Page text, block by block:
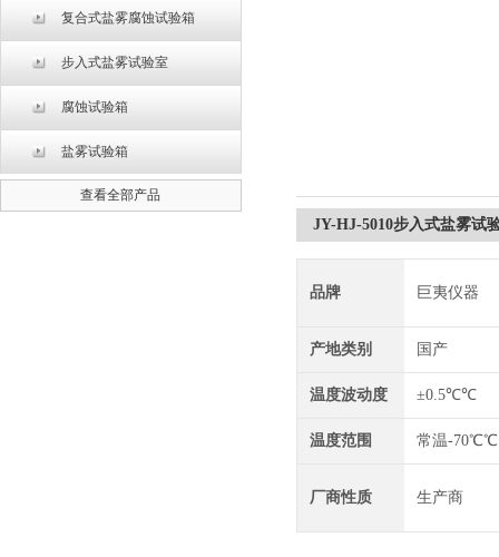
复合式盐雾腐蚀试验箱
步入式盐雾试验室
腐蚀试验箱
盐雾试验箱
查看全部产品
JY-HJ-5010步入式盐雾试
品牌 巨夷仪器
产地类别 国产
温度波动度 ±0.5℃℃
温度范围 常温-70℃℃
厂商性质 生产商